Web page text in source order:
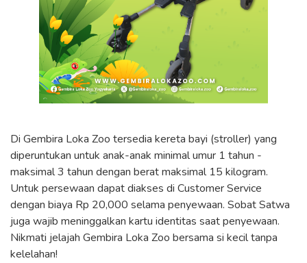
Di Gembira Loka Zoo tersedia kereta bayi (stroller) yang
diperuntukan untuk anak-anak minimal umur 1 tahun -
maksimal 3 tahun dengan berat maksimal 15 kilogram.
Untuk persewaan dapat diakses di Customer Service
dengan biaya Rp 20,000 selama penyewaan. Sobat Satwa
juga wajib meninggalkan kartu identitas saat penyewaan.
Nikmati jelajah Gembira Loka Zoo bersama si kecil tanpa
kelelahan!